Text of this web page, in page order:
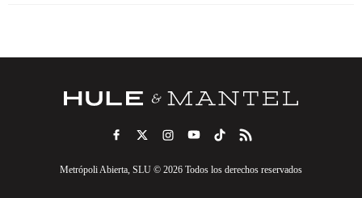
Metrópoli Abierta, SLU © 2026 Todos los derechos reservados